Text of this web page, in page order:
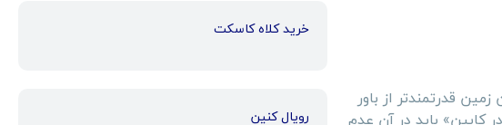
قدرتمندتر از باور
کابین» باید در آن عدم
خرید کلاه کاسکت
رویال کنین